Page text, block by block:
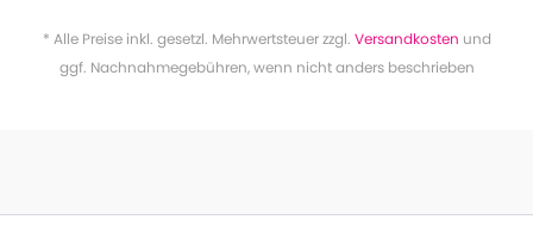
* Alle Preise inkl. gesetzl. Mehrwertsteuer zzgl. Versandkosten und
ggf. Nachnahmegebühren, wenn nicht anders beschrieben